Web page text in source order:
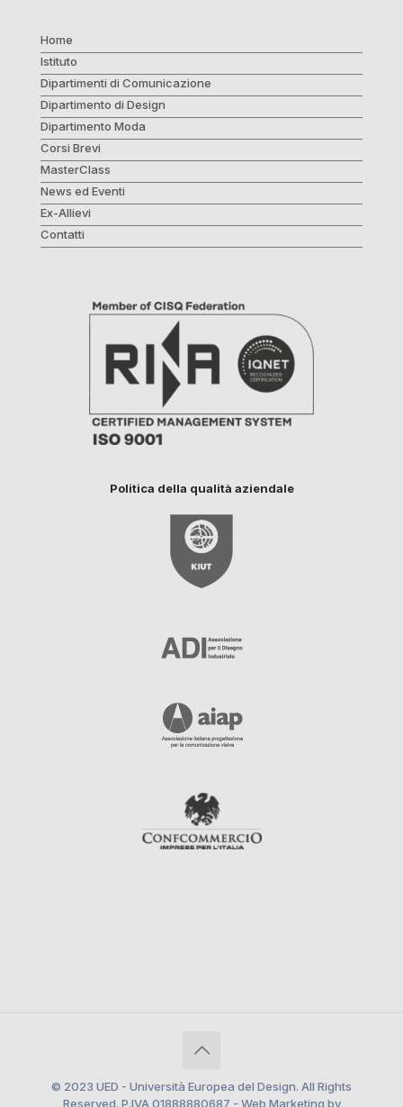
Home
Istituto
Dipartimenti di Comunicazione
Dipartimento di Design
Dipartimento Moda
Corsi Brevi
MasterClass
News ed Eventi
Ex-Allievi
Contatti
Politica della qualità aziendale
© 2023 UED - Università Europea del Design. All Rights
Reserved. P.IVA 01888880687 - Web Marketing by